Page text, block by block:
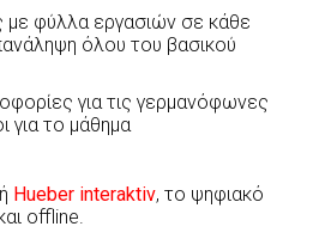
με φύλλα εργασιών σε κάθε
όλου του βασικού
για τις γερμανόφωνες
για το μάθημα
Hueber interaktiv, το ψηφιακό
offline.